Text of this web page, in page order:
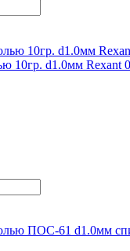
10гр. d1.0мм Rexant